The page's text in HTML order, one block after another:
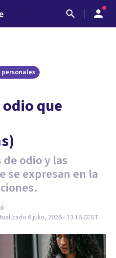
que
odio y las
se expresan en la
6 julio, 2026 - 13:16 CEST